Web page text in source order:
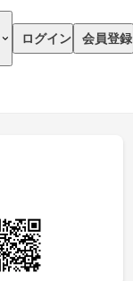
ログイン 会員登録